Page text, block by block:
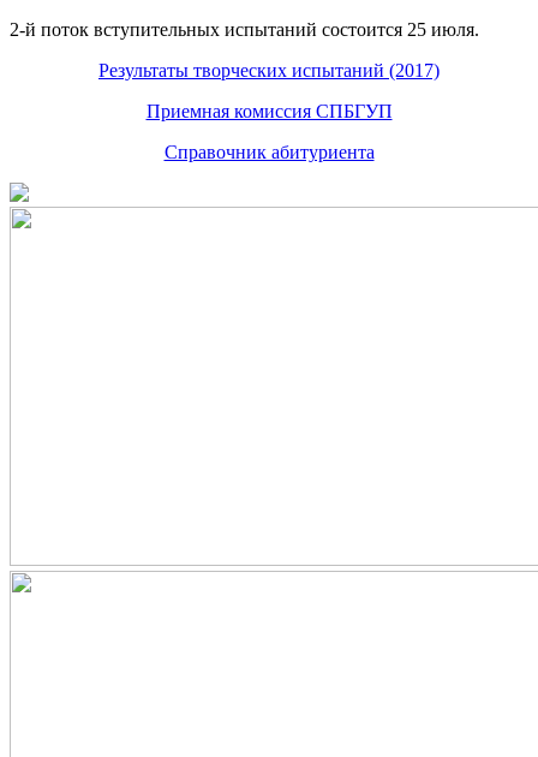
2-й поток вступительных испытаний состоится 25 июля.
Результаты творческих испытаний (2017)
Приемная комиссия СПБГУП
Справочник абитуриента